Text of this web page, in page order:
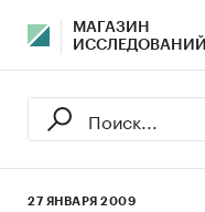
МАГАЗИН
ИССЛЕДОВАНИЙ
27 ЯНВАРЯ 2009